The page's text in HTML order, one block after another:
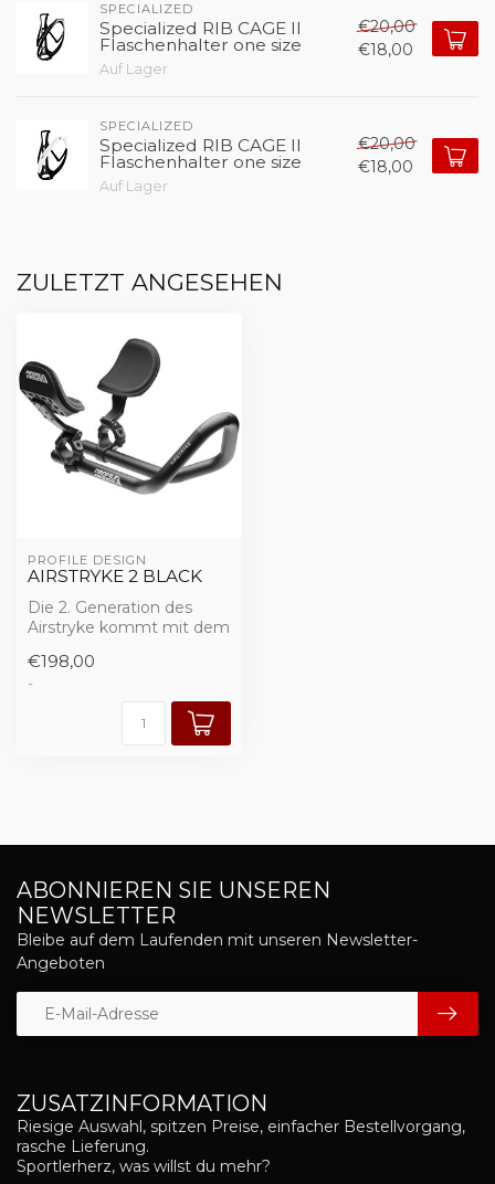
SPECIALIZED
Specialized RIB CAGE II
Flaschenhalter one size
Auf Lager
€20,00
€18,00
SPECIALIZED
Specialized RIB CAGE II
Flaschenhalter one size
Auf Lager
€20,00
€18,00
ZULETZT ANGESEHEN
PROFILE DESIGN
AIRSTRYKE 2 BLACK
Die 2. Generation des
Airstryke kommt mit dem
Airstry...
€198,00
-
ZUSATZINFORMATION
Riesige Auswahl, spitzen Preise, einfacher Bestellvorgang,
rasche Lieferung.
Sportlerherz, was willst du mehr?
ABONNIEREN SIE UNSEREN
NEWSLETTER
Bleibe auf dem Laufenden mit unseren Newsletter-
Angeboten